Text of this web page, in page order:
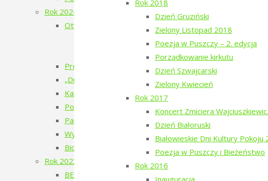
Rok 2018
Dzień Gruziński
Zielony Listopad 2018
Poezja w Puszczy – 2. edycja
Porządkowanie kirkutu
Dzień Szwajcarski
Zielony Kwiecień
Rok 2017
Koncert Zmiciera
Dzień Białoruski
Białowieskie Dni Kultury
Poezja w Puszczy i Bieżeństwo
Rok 2016
Inauguracja
Rok 2024
Otwarcie wystawy – Bieżeństwo 1915
Bezhenstvo – the exile / Бежанства
Premiera książki poetyckiej Julii Fiedorczuk „Glif”
„Drobny kruchy człowiek”
Kamienie musiały polecieć – spotkanie z Anetą Prymaką
Poezja w Puszczy – 5. edycja – 2024
Pan Les
Wystawa Faustyna Drużyckiego „Teren typu bagno.”
Biodróż
Rok 2023
BERJOZKELE – koncert Oli Bilińskiej – 2023